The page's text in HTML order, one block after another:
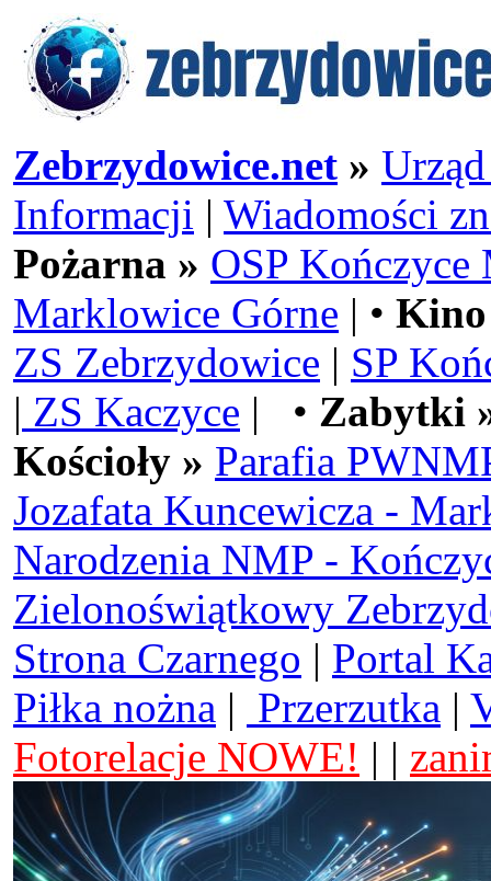
Zebrzydowice.net »
Informacji | Wiadomości
Pożarna » OSP Kończyce
Marklowice Górne | •
ZS Zebrzydowice | SP
| ZS Kaczyce | • Zabytki
Kościoły » Parafia
Jozafata Kuncewicza -
Narodzenia NMP -
Zielonoświątkowy
Strona Czarnego | Portal
Piłka nożna | Przerzutka |
Fotorelacje NOWE! | |